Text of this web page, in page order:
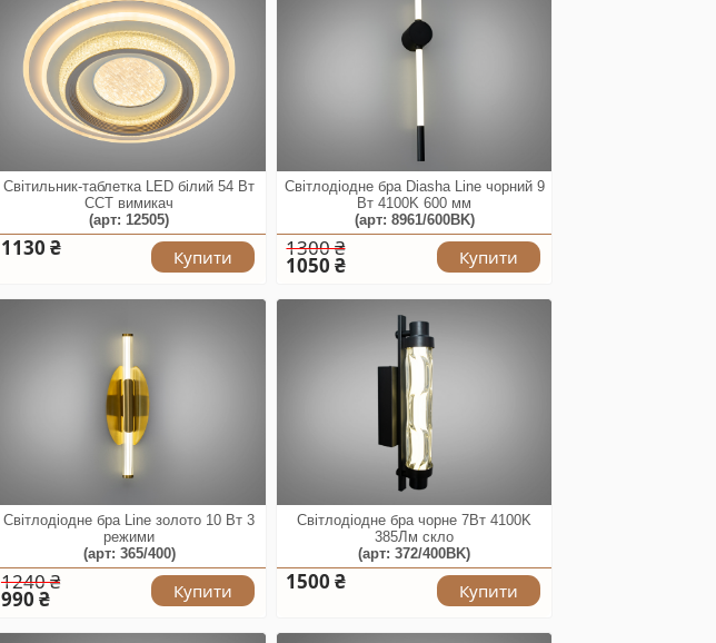
Світильник-таблетка LED білий 54 Вт
CCT вимикач
(арт: 12505)
1130 ₴ Купити
Світлодіодне бра Diasha Line чорний 9
Вт 4100K 600 мм
(арт: 8961/600BK)
1300 ₴
1050 ₴ Купити
Світлодіодне бра Line золото 10 Вт 3
режими
(арт: 365/400)
1240 ₴
990 ₴ Купити
Світлодіодне бра чорне 7Вт 4100K
385Лм скло
(арт: 372/400BK)
1500 ₴ Купити